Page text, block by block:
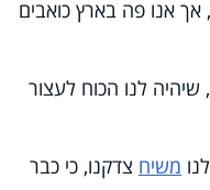
אנו פה בארץ כואבים
לנו הכוח לעצור
משיח צדקנו, כי כבר